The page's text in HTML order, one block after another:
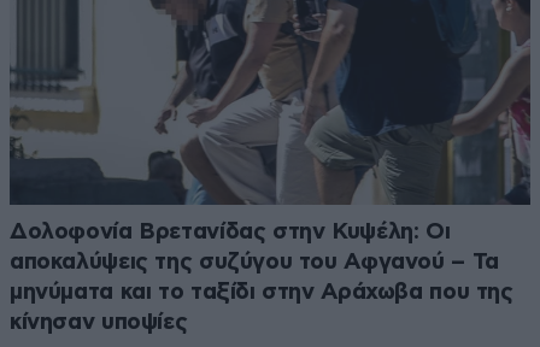
Δολοφονία Βρετανίδας στην Κυψέλη: Οι
αποκαλύψεις της συζύγου του Αφγανού – Τα
μηνύματα και το ταξίδι στην Αράχωβα που της
κίνησαν υποψίες